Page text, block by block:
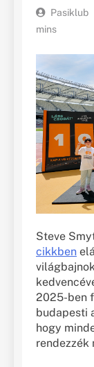
Pasiklub
mins
Steve
cikkben
2025-ben
budapesti
hogy
rendezzék